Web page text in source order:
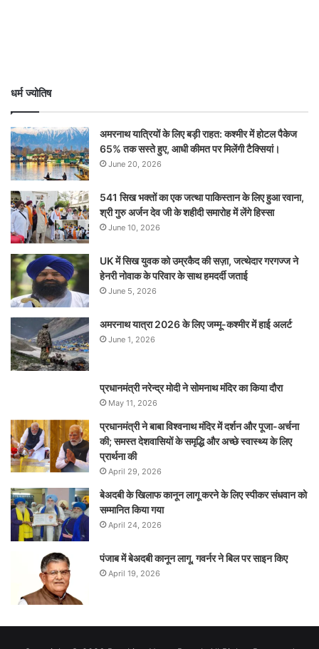
धर्म ज्योतिष
अमरनाथ यात्रियों के लिए बड़ी राहत: कश्मीर में होटल पैकेज
65% तक सस्ते हुए, आधी कीमत पर मिलेंगी टैक्सियां।
June 20, 2026
541 सिख भक्तों का एक जत्था पाकिस्तान के लिए हुआ रवाना,
श्री गुरु अर्जन देव जी के शहीदी समारोह में लेंगे हिस्सा
June 10, 2026
UK में सिख युवक को उम्रकैद की सज़ा, जत्थेदार गरगज्ज ने
हेनरी नोवाक के परिवार के साथ हमदर्दी जताई
June 5, 2026
अमरनाथ यात्रा 2026 के लिए जम्मू-कश्मीर में हाई अलर्ट
June 1, 2026
प्रधानमंत्री नरेन्‍द्र मोदी ने सोमनाथ मंदिर का किया दौरा
May 11, 2026
प्रधानमंत्री ने बाबा विश्वनाथ मंदिर में दर्शन और पूजा-अर्चना
की; समस्‍त देशवासियों के समृद्धि और अच्छे स्वास्थ्य के लिए
प्रार्थना की
April 29, 2026
बेअदबी के खिलाफ कानून लागू करने के लिए स्पीकर संधवान को
सम्मानित किया गया
April 24, 2026
पंजाब में बेअदबी कानून लागू, गवर्नर ने बिल पर साइन किए
April 19, 2026